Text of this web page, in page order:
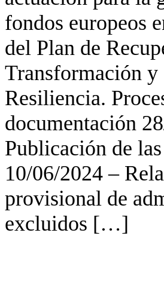
fondos europeos
del Plan de
Transformación y
Resiliencia.
documentación
Publicación de las
10/06/2024 –
provisional de
excluidos […]